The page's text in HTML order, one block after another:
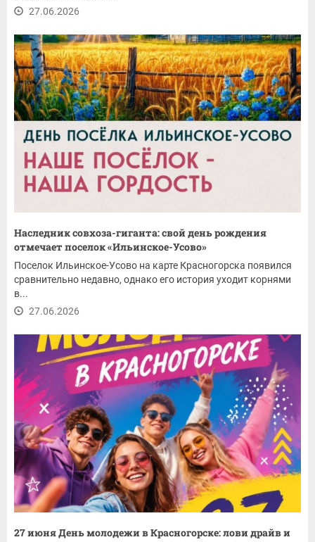
27.06.2026
Наследник совхоза-гиганта: свой день рождения
отмечает поселок «Ильинское-Усово»
Поселок Ильинское-Усово на карте Красногорска появился
сравнительно недавно, однако его история уходит корнями
в...
27.06.2026
27 июня День молодежи в Красногорске: лови драйв и